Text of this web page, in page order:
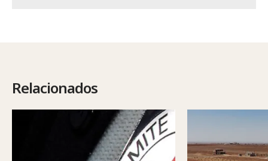
Relacionados